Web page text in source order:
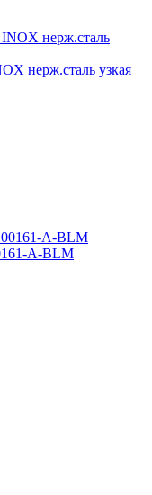
нерж.сталь узкая
A-BLM